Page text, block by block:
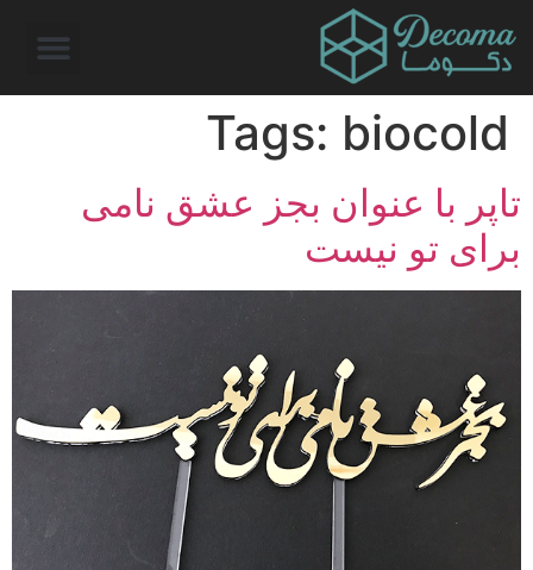
Tags: biocold
تاپر با عنوان بجز عشق نامی
برای تو نیست